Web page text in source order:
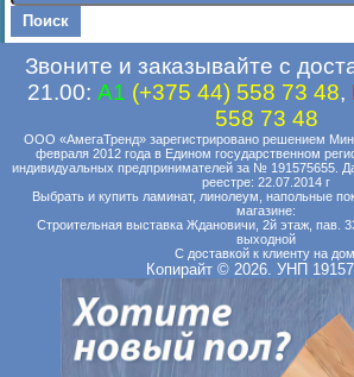
Звоните и заказывайте с
21.00: A1 (+375 44) 558 73 48,
558 73 48
ООО «АмегаТренд» зарегистрировано решением
февраля 2012 года в Едином государственном
индивидуальных предпринимателей за № 191575655.
реестре: 22.07.2014 г
Выбрать и купить ламинат, линолеум, напольные
магазине:
Строительная выставка Ждановичи, 2й этаж, пав.
выходной
С доставкой к клиенту на
Копирайт © 2026. УНП